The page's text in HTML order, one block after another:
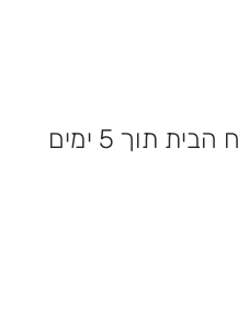
לא מחכים – המשלוח מגיע עד פתח הבית תוך 5 ימים